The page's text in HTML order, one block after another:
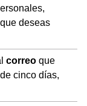
deseas
correo que
cinco días,